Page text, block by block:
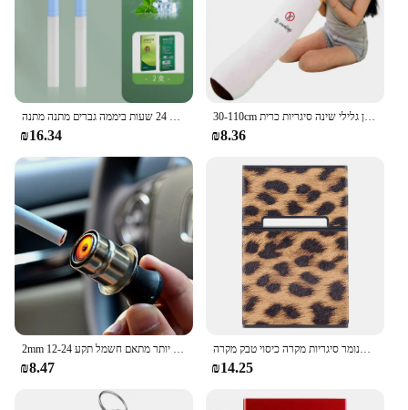
תחליפי סיגריות חדש מנטה מקל ניקוטין נטולת נשימה בסיוע עישון הפסקת עישון נייד 24 שעות ביממה גברים מתנה מתנה
₪16.34
30-110cm מצחיק עישון גלילי שינה סיגריות כרית Smulation בפלאש צעצועי אופנה החבר מתנת יום הולדת
₪8.36
2mm רכב אוניברסלי סיגריה קלה יותר מתאם חשמל תקע 12-24v עבור שקע כוח אופנוע משאית
₪8.47
הדפס מנומר סיגריות מקרה כיסוי טבק מקרה Flip כיסוי נייד רך סיגריות מקרה מגן תיבת Watreproof עור מקרה
₪14.25